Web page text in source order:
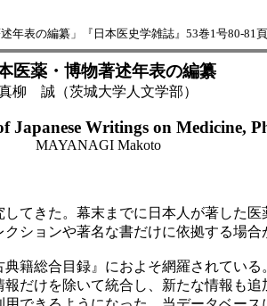
年表の編纂」『日本医史学雑誌』53巻1号80-81
医薬・博物著述年表の編纂
柳 誠（茨城大学人文学部）
Japanese Writings on Medicine,
MAYANAGI Makoto
てきた。幕末までに日本人が著した
ションや著名な書だけに依拠する場合
籍総合目録』におよそ網羅されてい
だけを除いて統合し、新たな情報も